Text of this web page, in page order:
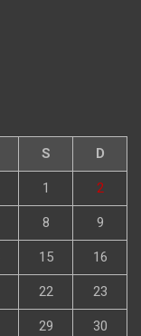
S D
1 2
8 9
15 16
22 23
29 30